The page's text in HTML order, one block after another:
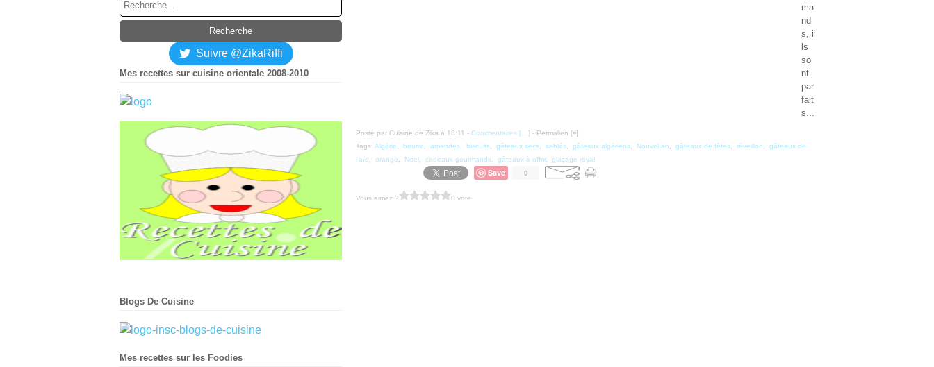
Suivre @ZikaRiffi
Mes recettes sur cuisine orientale 2008-2010
Blogs De Cuisine
Mes recettes sur les Foodies
ma
nd
s, i
ls
so
nt
par
fait
s...
Posté par Cuisine de Zika à 18:11 - Commentaires [ ] - Permalien [#]
Tags: Algérie beurre amandes biscuits gâteaux secs sablés gâteaux algériens Nouvel an gâteaux de fêtes réveillon
gâteaux de
l'aïd
orange Noël cadeaux gourmands gâteaux à offrir, glaçage royal
0
Save
Vous aimez ? 0 vote